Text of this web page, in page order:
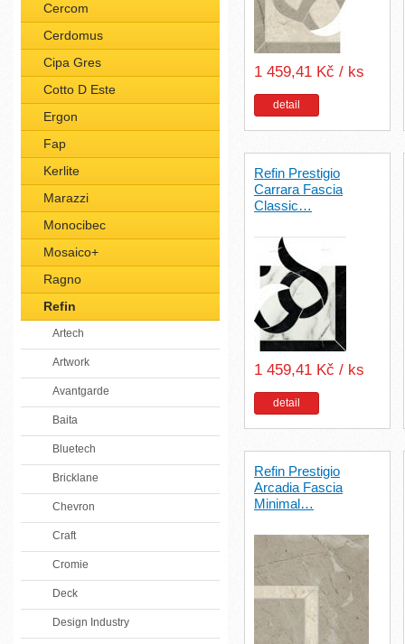
Cercom
Cerdomus
Cipa Gres
Cotto D Este
Ergon
Fap
Kerlite
Marazzi
Monocibec
Mosaico+
Ragno
Refin
Artech
Artwork
Avantgarde
Baita
Bluetech
Bricklane
Chevron
Craft
Cromie
Deck
Design Industry
1 459,41 Kč / ks
detail
Refin Prestigio
Carrara Fascia
Classic…
1 459,41 Kč / ks
detail
Refin Prestigio
Arcadia Fascia
Minimal…